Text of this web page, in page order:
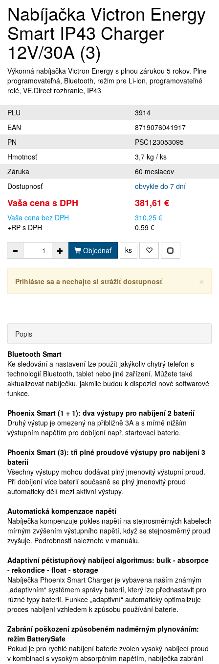
Nabíjačka Victron Energy
Smart IP43 Charger
12V/30A (3)
Výkonná nabíjačka Victron Energy s plnou zárukou 5 rokov. Plne
programovateľná, Bluetooth, režim pre Li-ion, programovateľné
relé, VE.Direct rozhranie, IP43
PLU
3914
EAN
8719076041917
PN
PSC123053095
Hmotnosť
3,7 kg / ks
Záruka
60 mesiacov
Dostupnosť
obvykle do 7 dní
Vaša cena s DPH 381,61 €
Vaša cena bez DPH
310,25 €
+RP s DPH
0,59 €
Objednať ks
×
Prihláste sa a nechajte si strážiť dostupnosť
Popis
Bluetooth Smart
Ke sledování a nastavení lze použít jakýkoliv chytrý telefon s
technologií Bluetooth, tablet nebo jiné zařízení. Můžete také
aktualizovat nabíječku, jakmile budou k dispozici nové softwarové
funkce.
Phoenix Smart (1 + 1): dva výstupy pro nabíjení 2 baterií
Druhý výstup je omezený na přibližně 3A a s mírně nižším
výstupním napětím pro dobíjení např. startovací baterie.
Phoenix Smart (3): tři plné proudové výstupy pro nabíjení 3
baterií
Všechny výstupy mohou dodávat plný jmenovitý výstupní proud.
Při dobíjení více baterií současně se plný jmenovitý proud
automaticky dělí mezi aktivní výstupy.
Automatická kompenzace napětí
Nabíječka kompenzuje pokles napětí na stejnosměrných kabelech
mírným zvýšením výstupního napětí, když se stejnosměrný proud
zvyšuje. Podrobnosti naleznete v manuálu.
Adaptivní pětistupňový nabíjecí algoritmus: bulk - absorpce
- rekondice - float - storage
Nabíječka Phoenix Smart Charger je vybavena naším známým
„adaptivním“ systémem správy baterií, který lze přednastavit pro
různé typy baterií. Funkce „adaptivní“ automaticky optimalizuje
proces nabíjení vzhledem k způsobu používání baterie.
Zabrání poškození způsobeném nadměrným plynováním:
režim BatterySafe
Pokud je pro rychlé nabíjení baterie zvolen vysoký nabíjecí proud
v kombinaci s vysokým absorpčním napětím, nabíječka zabrání